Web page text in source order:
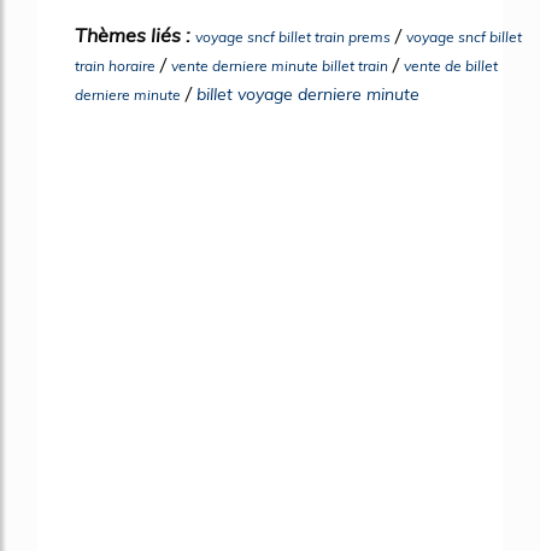
Thèmes liés : voyage sncf billet train prems / voyage sncf billet
train horaire / vente derniere minute billet train / vente de billet
derniere minute /billet voyage derniere minute